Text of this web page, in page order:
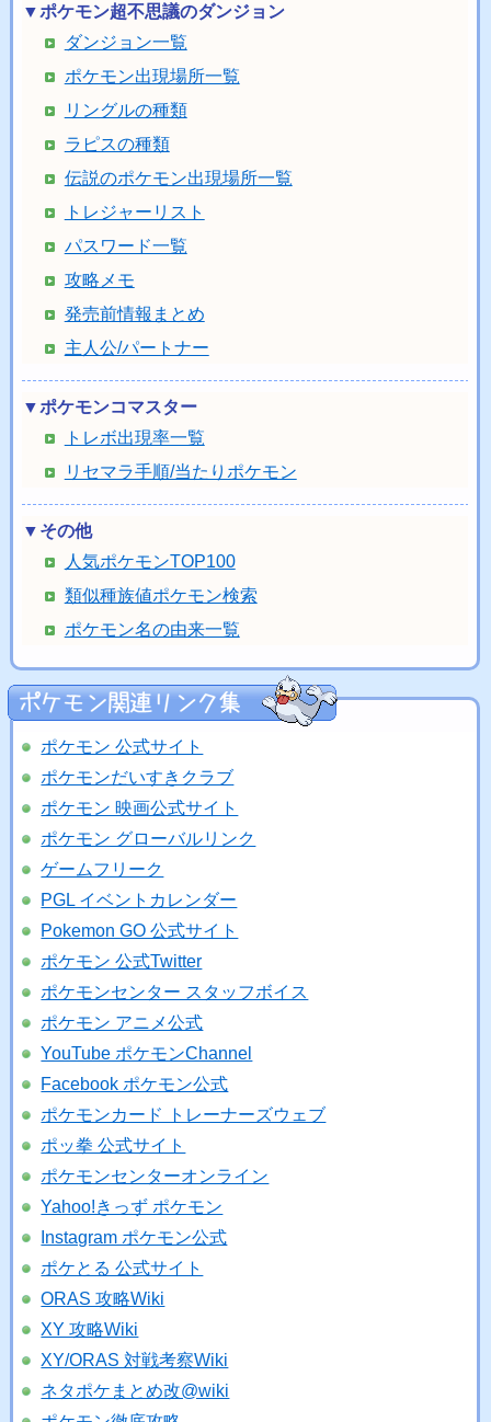
▼ポケモン超不思議のダンジョン
ダンジョン一覧
ポケモン出現場所一覧
リングルの種類
ラピスの種類
伝説のポケモン出現場所一覧
トレジャーリスト
パスワード一覧
攻略メモ
発売前情報まとめ
主人公/パートナー
▼ポケモンコマスター
トレボ出現率一覧
リセマラ手順/当たりポケモン
▼その他
人気ポケモンTOP100
類似種族値ポケモン検索
ポケモン名の由来一覧
ポケモン 公式サイト
ポケモンだいすきクラブ
ポケモン 映画公式サイト
ポケモン グローバルリンク
ゲームフリーク
PGL イベントカレンダー
Pokemon GO 公式サイト
ポケモン 公式Twitter
ポケモンセンター スタッフボイス
ポケモン アニメ公式
YouTube ポケモンChannel
Facebook ポケモン公式
ポケモンカード トレーナーズウェブ
ポッ拳 公式サイト
ポケモンセンターオンライン
Yahoo!きっず ポケモン
Instagram ポケモン公式
ポケとる 公式サイト
ORAS 攻略Wiki
XY 攻略Wiki
XY/ORAS 対戦考察Wiki
ネタポケまとめ改@wiki